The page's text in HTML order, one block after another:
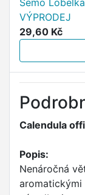
Semo
VÝPRODEJ
29,60 Kč
Calendula
Popis:
Nenáročná
aromatickými